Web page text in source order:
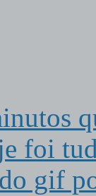
foi
gif